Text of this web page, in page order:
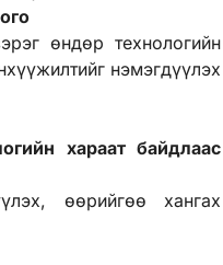
өндөр технологийн
нэмэгдүүлэх
хараат байдлаас
өөрийгөө хангах